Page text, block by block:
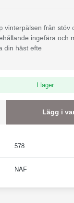
vinterpälsen från stöv
ingefära och
din häst efte
I lager
Lägg i
578
NAF